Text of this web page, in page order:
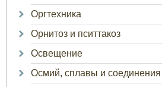
Оргтехника
Орнитоз и пситтакоз
Освещение
Осмий, сплавы и соединения